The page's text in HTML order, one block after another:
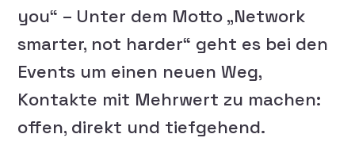
you“ – Unter dem Motto „Network
smarter, not harder“ geht es bei den
Events um einen neuen Weg,
Kontakte mit Mehrwert zu machen:
offen, direkt und tiefgehend.